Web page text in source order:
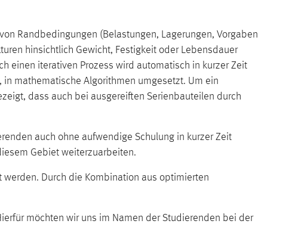
Randbedingungen (Belastungen, Lagerungen, Vorgaben
hinsichtlich Gewicht, Festigkeit oder Lebensdauer
einen iterativen Prozess wird automatisch in kurzer Zeit
mathematische Algorithmen umgesetzt. Um ein
dass auch bei ausgereiften Serienbauteilen durch
auch ohne aufwendige Schulung in kurzer Zeit
Gebiet weiterzuarbeiten.
Durch die Kombination aus optimierten
möchten wir uns im Namen der Studierenden bei der